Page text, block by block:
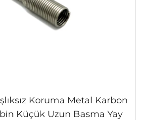
Koruma Metal Karbon
Küçük Uzun Basma Yay